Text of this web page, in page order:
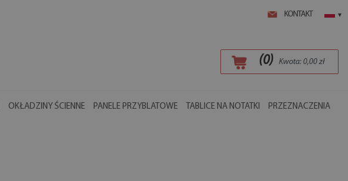
KONTAKT ▾
(0) Kwota: 0,00zł
OKŁADZINY ŚCIENNE PANELE PRZYBLATOWE TABLICE NA NOTATKI PRZEZNACZENIA